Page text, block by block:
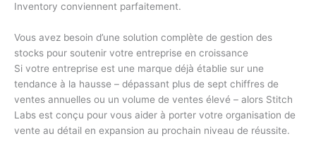
Inventory conviennent parfaitement.
Vous avez besoin d’une solution complète de gestion des
stocks pour soutenir votre entreprise en croissance
Si votre entreprise est une marque déjà établie sur une
tendance à la hausse – dépassant plus de sept chiffres de
ventes annuelles ou un volume de ventes élevé – alors Stitch
Labs est conçu pour vous aider à porter votre organisation de
vente au détail en expansion au prochain niveau de réussite.